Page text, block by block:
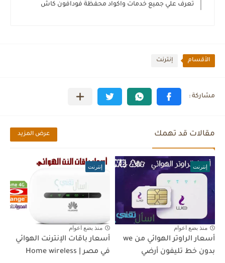
تعرف علي جميع خدمات واكواد محفظة فودافون كاش
الأقسام إنترنت
مقالات قد تهمك عرض المزيد
إنترنت
منذ بضع اعوام
أسعار الراوتر الهوائي من we
بدون خط تليفون أرضي
إنترنت
منذ بضع اعوام
أسعار باقات الإنترنت الهوائي
في مصر | Home wireless